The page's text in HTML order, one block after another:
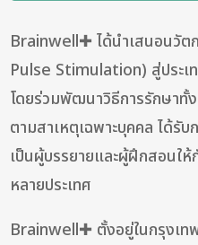
Brainwell✚ ได้นำเสนอนวัต
Pulse Stimulation) สู่ประเ
โดยร่วมพัฒนาวิธีการรักษาทั้
ตามสาเหตุเฉพาะบุคคล ได้รับ
เป็นผู้บรรยายและผู้ฝึกสอนใ
หลายประเทศ
Brainwell✚ ตั้งอยู่ในกรุงเท